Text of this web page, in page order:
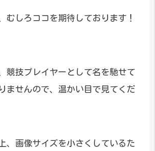
むしろココを期待しております！
競技プレイヤーとして名を馳せて
ませんので、温かい目で見てくだ
、画像サイズを小さくしているた